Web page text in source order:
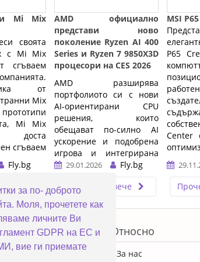
за по- доброто
Моля, прочетете как
личните Ви
GDPR на ЕС и
вие ги приемате
Mi Mix
своята
с Mi Mix
сгъваем
от
Mix
Mi Mix
сгъваем
Fly.bg
AMD официално
представи ново
поколение Ryzen AI 400
Series и Ryzen 7 9850X3D
процесори на CES 2026
AMD разширява
портфолиото си с нови
AI-ориентирани CPU
решения, които
обещават по-силно AI
ускорение и подобрена
игрова и интегрирана
графична
следващото поколение
лаптопи и десктоп
системи.
…
29.01.2026
Fly.bg
Прочети повече
MSI
P65
Center
Относно
За нас